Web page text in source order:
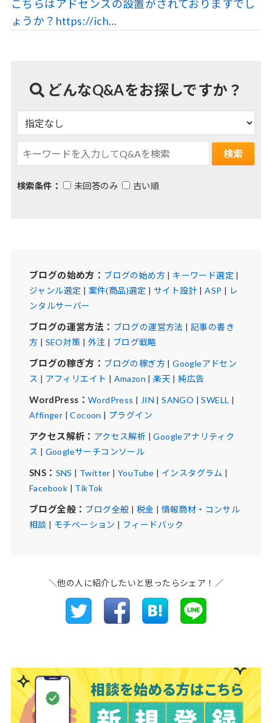
こちらはアドセンスの設置がされておりますでし
ょうか？https://ich…
どんなQ&Aをお探しですか？
検索条件： 未回答のみ 古い順
ブログの始め方： ブログの始め方| キーワード選定 |
ジャンル選定 | 案件(商品)選定 | サイト設計|ASP | レ
ンタルサーバー
ブログの運営方法： ブログの運営方法 | 記事の書き
方 | SEO対策 | 外注 | ブログ戦略
ブログの稼ぎ方： ブログの稼ぎ方|Googleアドセン
ス | アフィリエイト | Amazon |楽天 |純広告
WordPress： WordPress | JIN |SANGO |SWELL |
Affinger |Cocoon | プラグイン
アクセス解析： アクセス解析 |Googleアナリティク
ス | Googleサーチコンソール
SNS： SNS | Twitter | YouTube | インスタグラム |
Facebook | TikTok
ブログ全般： ブログ全般 | 税金 | 情報商材・コンサル
相談 | モチベーション | フィードバック
＼他の人に紹介したいと思ったらシェア！／